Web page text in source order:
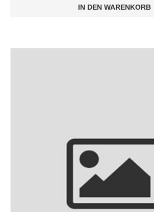
IN DEN WARENKORB